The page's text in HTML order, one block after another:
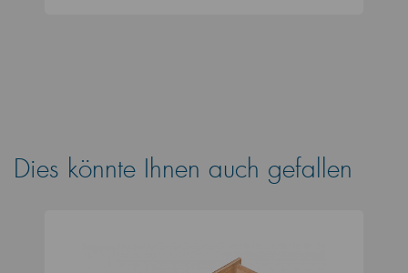
Dies könnte Ihnen auch gefallen